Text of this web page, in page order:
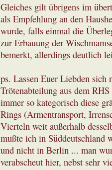
Gleiches gilt übrigens im
als Empfehlung an den
wurde, falls einmal die
zur Erbauung der
bemerkt, allerdings deutlich
ps. Lassen Euer Liebden
Trötenabteilung aus dem
immer so kategorisch diese
Rings (Armentransport,
Vierteln weit außerhalb
mußte ich in Süddeutschland
und nicht in Berlin ... man
verabscheut hier, nebst sehr